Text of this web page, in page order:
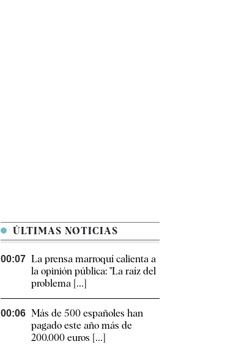
ÚLTIMAS NOTICIAS
00:07 La prensa marroquí calienta a
la opinión pública: "La raíz del
problema [...]
00:06 Más de 500 españoles han
pagado este año más de
200.000 euros [...]